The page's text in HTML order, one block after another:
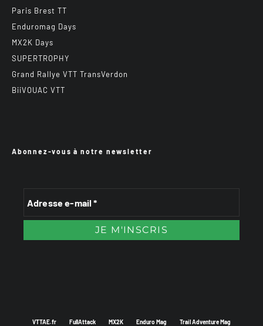
Paris Brest TT
Enduromag Days
MX2K Days
SUPERTROPHY
Grand Rallye VTT TransVerdon
BiiVOUAC VTT
Abonnez-vous à notre newsletter
VTTAE.fr FullAttack MX2K Enduro Mag Trail Adventure Mag